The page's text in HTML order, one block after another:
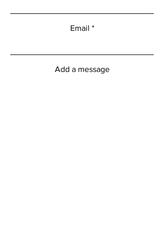
Email
Add a message